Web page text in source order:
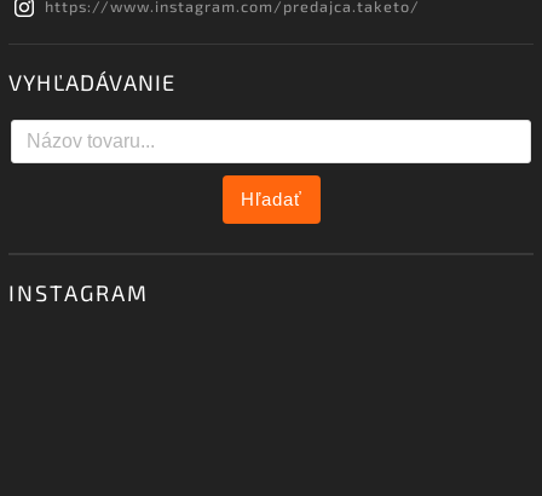
https://www.instagram.com/predajca.taketo/
VYHĽADÁVANIE
Hľadať
INSTAGRAM